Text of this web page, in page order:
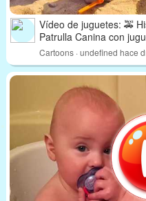
Vídeo de juguetes: 🚕
Patrulla Canina con
Cartoons · undefined hace